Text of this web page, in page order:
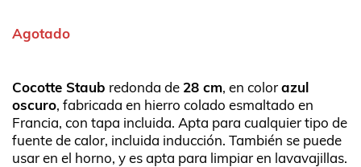
Agotado
Cocotte Staub redonda de 28 cm, en colorazul
oscuro, fabricada en hierro colado esmaltado en
Francia, con tapa incluida. Apta para cualquier tipo de
fuente de calor, incluida inducción. También se puede
usar en el horno, y es apta para limpiar en lavavajillas.